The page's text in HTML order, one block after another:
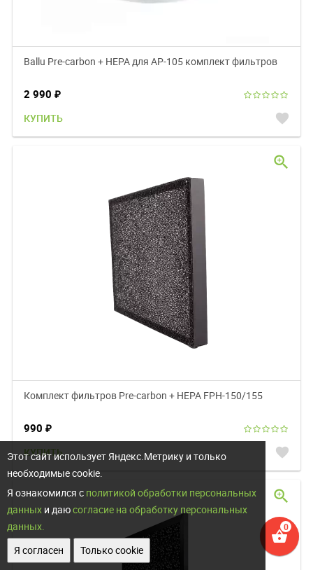
Этот сайт использует Яндекс.Метрику и только
необходимые cookie.
Я ознакомился с политикой обработки персональных
данных и даюсогласие на обработку персональных
данных.
Я согласен
Только cookie
shopping_basket
Ballu Pre-carbon + HEPA для АР-105 комплект фильтров
2 990 ₽
КУПИТЬ favorite
Комплект фильтров Pre-carbon + HEPA FРH-150/155
990 ₽
КУПИТЬ favorite
zoom_in
zoom_in